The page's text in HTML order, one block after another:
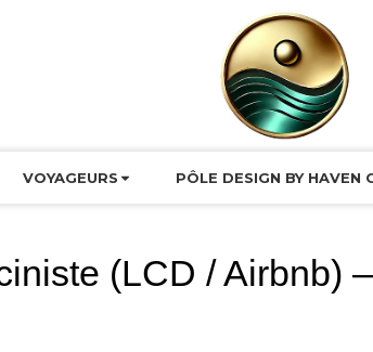
VOYAGEURS PÔLE DESIGN BY HAVEN
(LCD / Airbnb)